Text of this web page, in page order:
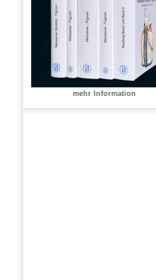
mehr Information